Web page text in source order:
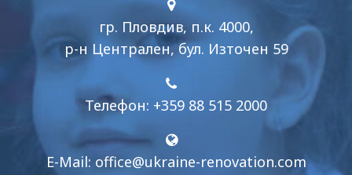
гр. Пловдив, п.к. 4000,
р-н Централен, бул. Източен 59
Телефон: +359 88 515 2000
E-Mail: office@ukraine-renovation.com